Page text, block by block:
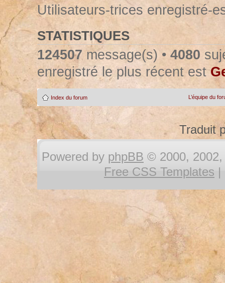
Utilisateurs-trices enregistré-
STATISTIQUES
124507 message(s) • 4080
enregistré le plus récent est
Index du forum L’équipe du
Traduit
Powered by phpBB © 2000, 2002,
Free CSS Templates |